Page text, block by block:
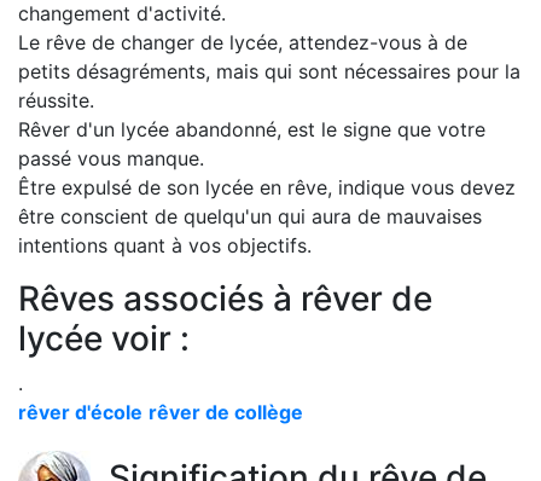
changement d'activité.
Le rêve de changer de lycée, attendez-vous à de
petits désagréments, mais qui sont nécessaires pour la
réussite.
Rêver d'un lycée abandonné, est le signe que votre
passé vous manque.
Être expulsé de son lycée en rêve, indique vous devez
être conscient de quelqu'un qui aura de mauvaises
intentions quant à vos objectifs.
Rêves associés à rêver de
lycée voir :
.
rêver d'école rêver de collège